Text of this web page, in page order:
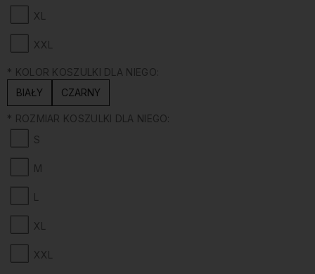
XL
XXL
* KOLOR KOSZULKI DLA NIEGO:
BIAŁY
CZARNY
* ROZMIAR KOSZULKI DLA NIEGO:
S
M
L
XL
XXL